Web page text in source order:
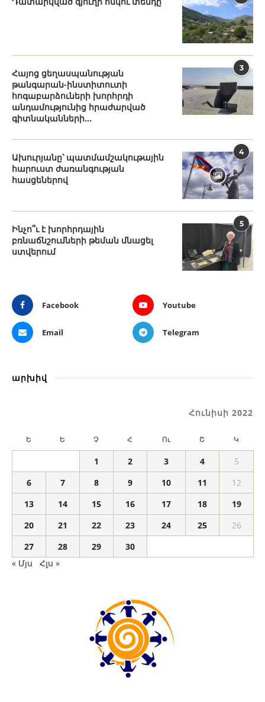
3
Հայոց ցեղասպանության
թանգարան-ինստիտուտի
հոգաբարձուների խորհրդի
անդամությունից հրաժարված
գիտնականների...
4
Ախուրյանը՝ պատմամշակութային
հարուստ ժառանգության
հասցեներով
5
Ինչո՞ւ է խորհրդային
բռնաճնշումների թեման մնացել
ստվերում
Facebook Youtube
Email Telegram
արխիվ
Հունիսի 2022
Ե Ե Չ Հ Ու Շ Կ
1 2 3 4
5
6
7 8 9 10 11
12
13
14 15 16 17 18
19
20
21 22 23 24 25
26
27
28 29
30
« Մյս
Հլս »